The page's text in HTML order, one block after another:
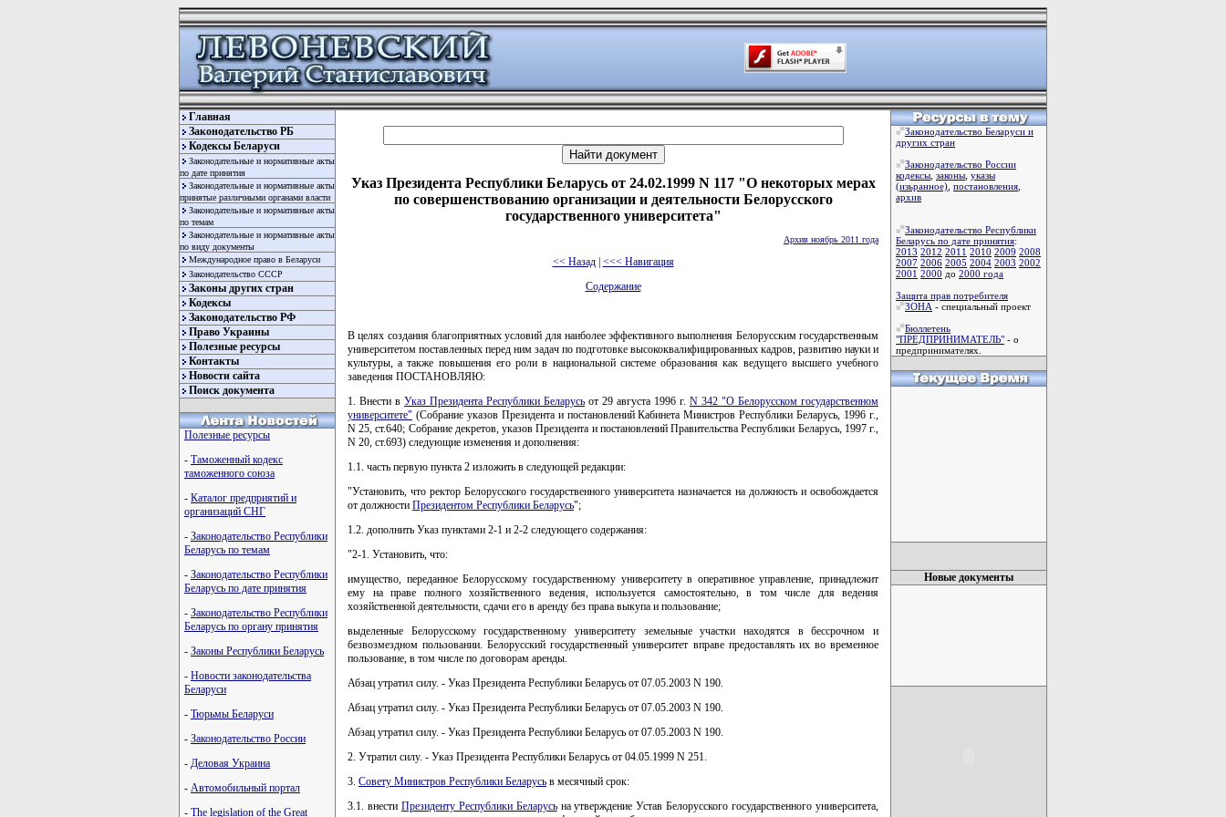
Главная
Законодательство РБ
Кодексы Беларуси
Законодательные и нормативные акты
по дате принятия
Законодательные и нормативные акты
принятые различными органами власти
Законодательные и нормативные акты
по темам
Законодательные и нормативные акты
по виду документы
Международное право в Беларуси
Законодательство СССР
Законы других стран
Кодексы
Законодательство РФ
Право Украины
Полезные ресурсы
Контакты
Новости сайта
Поиск документа
Полезные ресурсы
- Таможенный кодекс
таможенного союза
- Каталог предприятий и
организаций СНГ
- Законодательство Республики
Беларусь по темам
- Законодательство Республики
Беларусь по дате принятия
- Законодательство Республики
Беларусь по органу принятия
- Законы Республики Беларусь
- Новости законодательства
Беларуси
- Тюрьмы Беларуси
- Законодательство России
- Деловая Украина
- Автомобильный портал
- The legislation of the Great
Указ Президента Республики Беларусь от 24.02.1999 N 117 "О некоторых мерах
по совершенствованию организации и деятельности Белорусского
государственного университета"
Архив ноябрь 2011 года
<< Назад| <<< Навигация
Содержание
В целях создания благоприятных условий для наиболее эффективного выполнения Белорусским государственным
университетом поставленных перед ним задач по подготовке высококвалифицированных кадров, развитию науки и
культуры, а также повышения его роли в национальной системе образования как ведущего высшего учебного
заведения ПОСТАНОВЛЯЮ:
1. Внести в Указ Президента Республики Беларусь от 29 августа 1996 г. N 342 "О Белорусском государственном
университете" (Собрание указов Президента и постановлений Кабинета Министров Республики Беларусь, 1996 г.,
N 25, ст.640; Собрание декретов, указов Президента и постановлений Правительства Республики Беларусь, 1997 г.,
N 20, ст.693) следующие изменения и дополнения:
1.1. часть первую пункта 2 изложить в следующей редакции:
"Установить, что ректор Белорусского государственного университета назначается на должность и освобождается
от должности Президентом Республики Беларусь";
1.2. дополнить Указ пунктами 2-1 и 2-2 следующего содержания:
"2-1. Установить, что:
имущество, переданное Белорусскому государственному университету в оперативное управление, принадлежит
ему на праве полного хозяйственного ведения, используется самостоятельно, в том числе для ведения
хозяйственной деятельности, сдачи его в аренду без права выкупа и пользование;
выделенные Белорусскому государственному университету земельные участки находятся в бессрочном и
безвозмездном пользовании. Белорусский государственный университет вправе предоставлять их во временное
пользование, в том числе по договорам аренды.
Абзац утратил силу. - Указ Президента Республики Беларусь от 07.05.2003 N 190.
Абзац утратил силу. - Указ Президента Республики Беларусь от 07.05.2003 N 190.
Абзац утратил силу. - Указ Президента Республики Беларусь от 07.05.2003 N 190.
2. Утратил силу. - Указ Президента Республики Беларусь от 04.05.1999 N 251.
3. Совету Министров Республики Беларусь в месячный срок:
3.1. внести Президенту Республики Беларусьна утверждение Устав Белорусского государственного университета,
Законодательство Беларуси и
других стран
Законодательство России
кодексы законы указы
(изьранное) постановления
архив
Законодательство Республики
Беларусь по дате принятия:
2013 2012 2011 2010 2009 2008
2007 2006 2005 2004 2003 2002
2001 2000 до 2000 года
Защита прав потребителя
ЗОНА - специальный проект
Бюллетень
"ПРЕДПРИНИМАТЕЛЬ" - о
предпринимателях.
Новые документы